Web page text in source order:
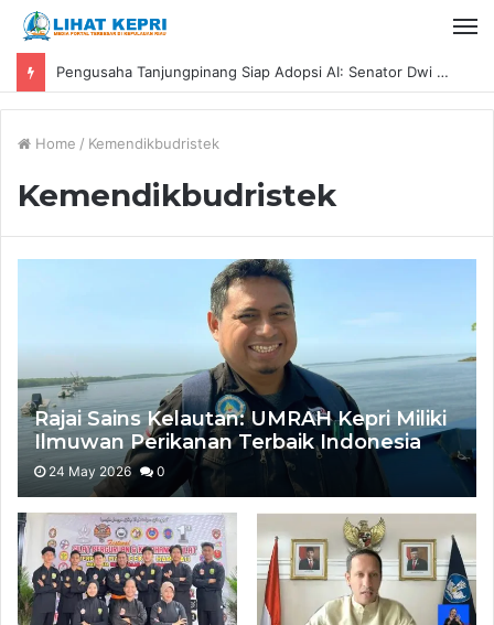
Pengusaha Tanjungpinang Siap Adopsi AI: Senator Dwi Ajeng Sekar Respaty Dorong UMKM Tingkatkan Daya Saing Melalui AIM ASEAN
Home / Kemendikbudristek
Kemendikbudristek
Rajai Sains Kelautan: UMRAH Kepri Miliki
Ilmuwan Perikanan Terbaik Indonesia
24 May 2026 0